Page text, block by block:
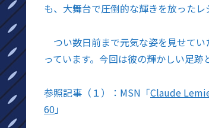
も、大舞台で圧倒的な輝きを放ったレ
つい数日前まで元気な姿を見せて
っています。今回は彼の輝かしい足
参照記事（１）：MSN「Claude
60」